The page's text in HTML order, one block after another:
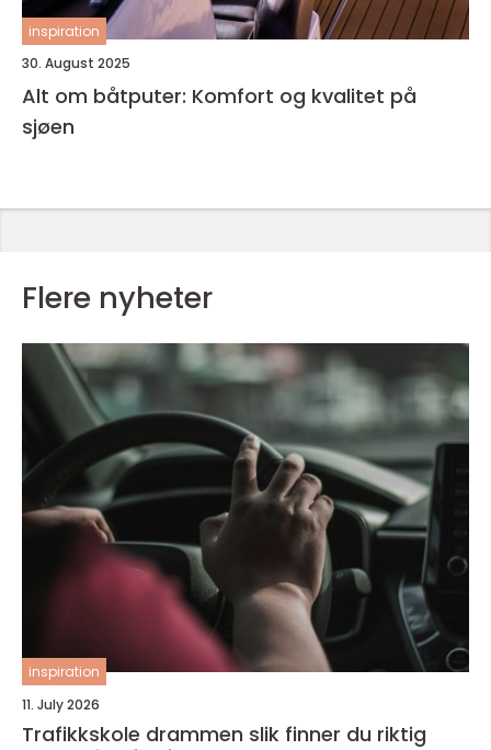
inspiration
30. August 2025
Alt om båtputer: Komfort og kvalitet på
sjøen
Flere nyheter
inspiration
11. July 2026
Trafikkskole drammen slik finner du riktig